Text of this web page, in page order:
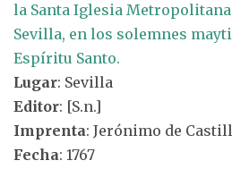
la Santa Iglesia
Sevilla, en los solemnes
Espíritu Santo.
Lugar: Sevilla
Editor: [S.n.]
Imprenta: Jerónimo de
Fecha: 1767